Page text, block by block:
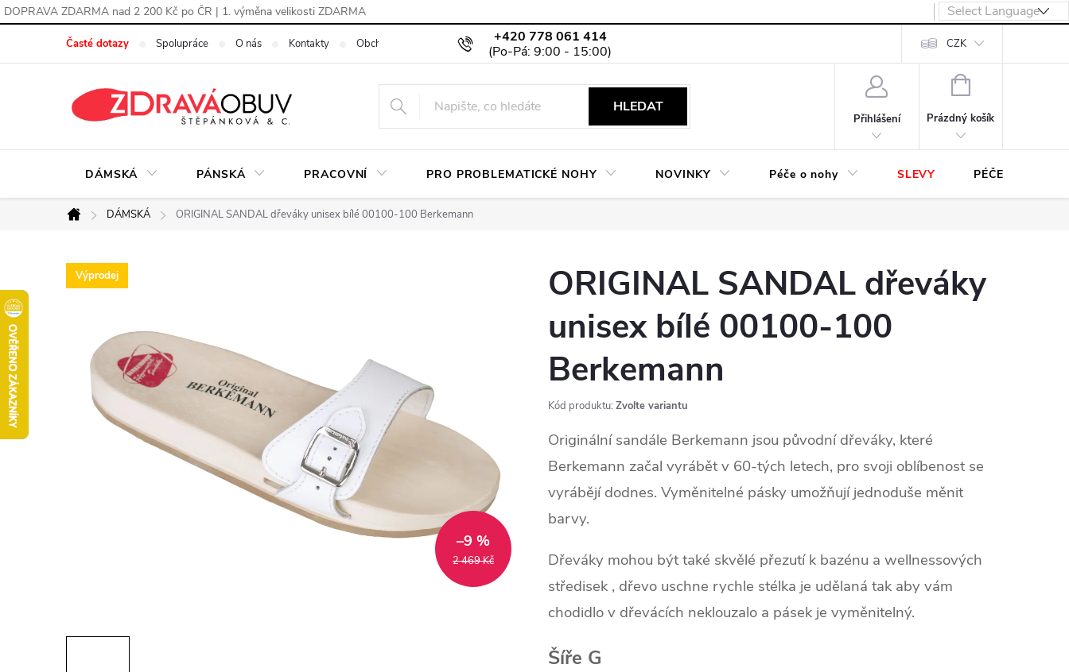
DOPRAVA ZDARMA nad 2 200 Kč po ČR | 1. výměna velikosti ZDARMA
+420 778 061 414
Časté dotazy Spolupráce O nás Kontakty Obchodní podmínky Podmínky ochrany osobních údajů CZK
HLEDAT
Přihlášení
NÁKUPNÍ
Prázdný košík
DÁMSKÁ PÁNSKÁ PRACOVNÍ PRO PROBLEMATICKÉ NOHY NOVINKY Péče o nohy SLEVY PÉČE O OBUV
Domů
DÁMSKÁ ORIGINAL SANDAL dřeváky unisex bílé 00100-100 Berkemann
Výprodej
2 469 Kč
–9 %
ORIGINAL SANDAL dřeváky
unisex bílé 00100-100
Berkemann
Kód produktu: Zvolte variantu
Originální sandále Berkemann jsou původní dřeváky, které
Berkemann začal vyrábět v 60-tých letech, pro svoji oblíbenost se
vyrábějí dodnes. Vyměnitelné pásky umožňují jednoduše měnit
barvy.
Dřeváky mohou být také skvělé přezutí k bazénu a wellnessových
středisek , dřevo uschne rychle stélka je udělaná tak aby vám
chodidlo v dřevácích neklouzalo a pásek je vyměnitelný.
Šíře G